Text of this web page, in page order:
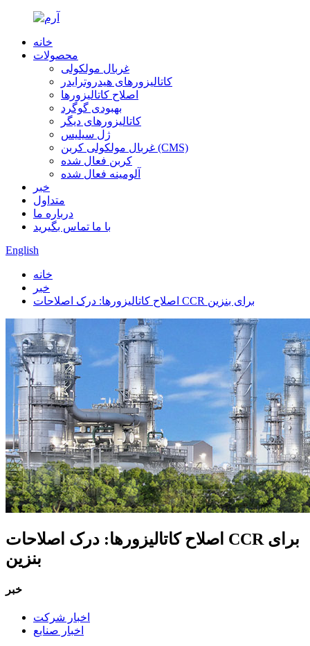
خانه
محصولات
غربال مولکولی
کاتالیزورهای هیدروترایدر
اصلاح کاتالیزورها
بهبودی گوگرد
کاتالیزورهای دیگر
ژل سیلیس
غربال مولکولی کربن (CMS)
کربن فعال شده
آلومینه فعال شده
خبر
متداول
درباره ما
با ما تماس بگیرید
English
خانه
خبر
اصلاح کاتالیزورها: درک اصلاحات CCR برای بنزین
اصلاح کاتالیزورها: درک اصلاحات CCR برای
بنزین
خبر
اخبار شرکت
اخبار صنایع